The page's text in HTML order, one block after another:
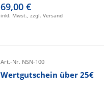
69,00 €
inkl. Mwst., zzgl. Versand
Art.-Nr. NSN-100
Wertgutschein über 25€